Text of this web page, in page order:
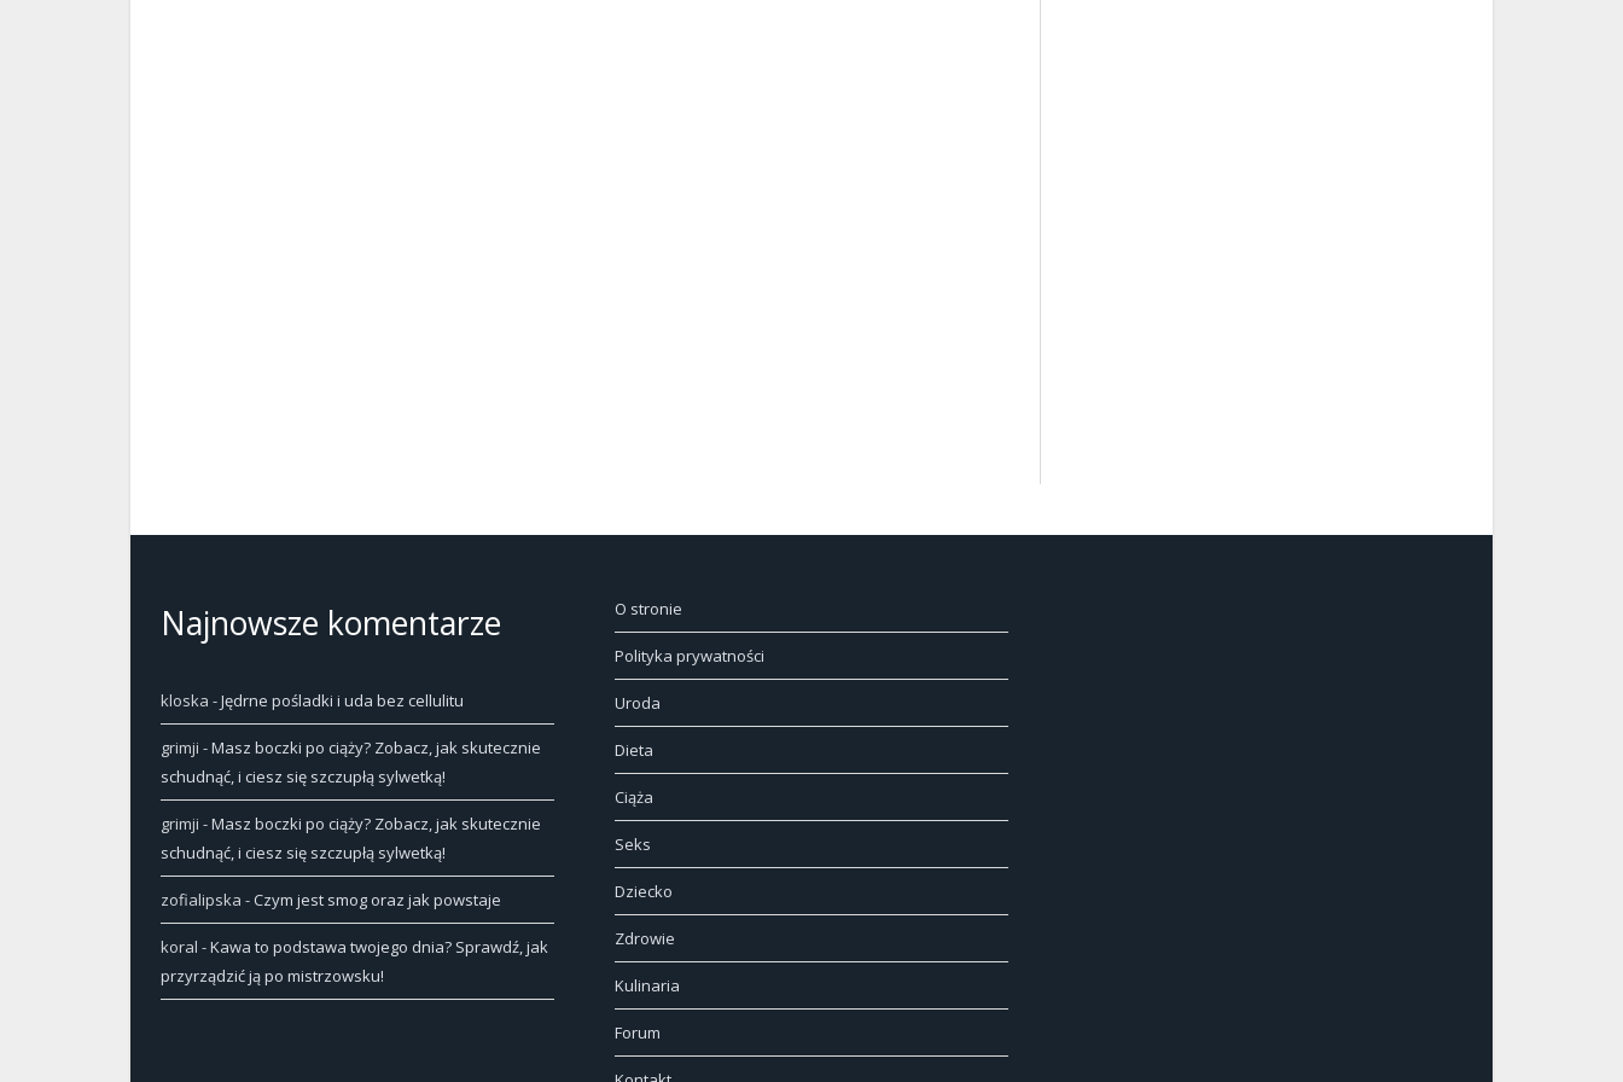
Najnowsze komentarze
kloska -Jędrne pośladki i uda bez cellulitu
grimji -Masz boczki po ciąży? Zobacz, jak skutecznie
schudnąć, i ciesz się szczupłą sylwetką!
grimji -Masz boczki po ciąży? Zobacz, jak skutecznie
schudnąć, i ciesz się szczupłą sylwetką!
zofialipska -Czym jest smog oraz jak powstaje
koral -Kawa to podstawa twojego dnia? Sprawdź, jak
przyrządzić ją po mistrzowsku!
O stronie
Polityka prywatności
Uroda
Dieta
Ciąża
Seks
Dziecko
Zdrowie
Kulinaria
Forum